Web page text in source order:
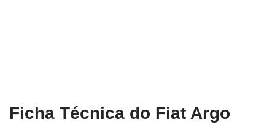
Ficha Técnica do Fiat Argo